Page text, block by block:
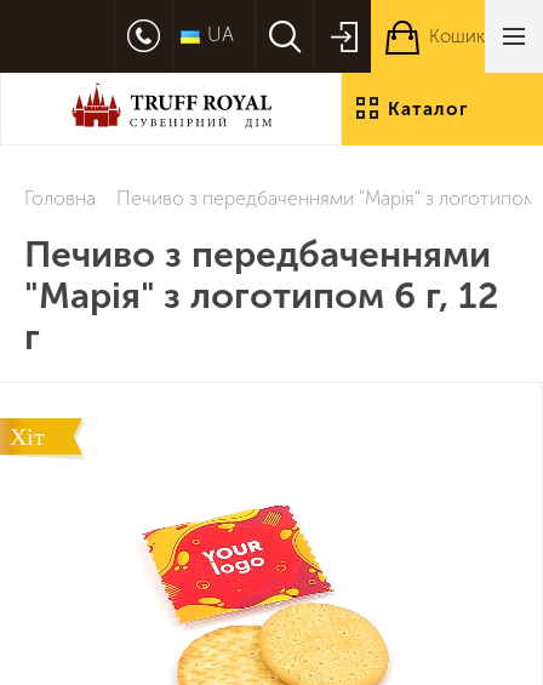
Каталог
UA Кошик
Головна Печиво з передбаченнями "Марія" з логотипом
Печиво з передбаченнями
"Марія" з логотипом 6 г, 12
г
Хіт